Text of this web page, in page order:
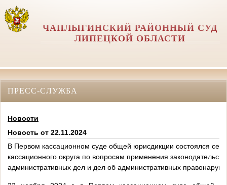
ЧАПЛЫГИНСКИЙ РАЙОННЫЙ СУД
ЛИПЕЦКОЙ ОБЛАСТИ
ПРЕСС-СЛУЖБА
Новости
Новость от 22.11.2024
В Первом кассационном суде общей юрисдикции состоялся
кассационного округа по вопросам применения
административных дел и дел об административных